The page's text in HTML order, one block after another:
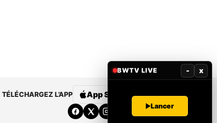
TÉLÉCHARGEZ L’APP App Store Google Play
BWTV LIVE - x
Lancer